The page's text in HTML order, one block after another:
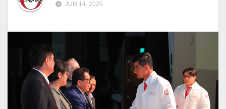
JUN 14, 2026